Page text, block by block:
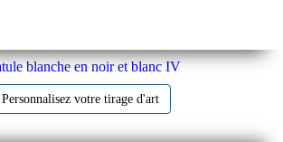
blanche en noir et blanc IV
Personnalisez votre tirage d'art